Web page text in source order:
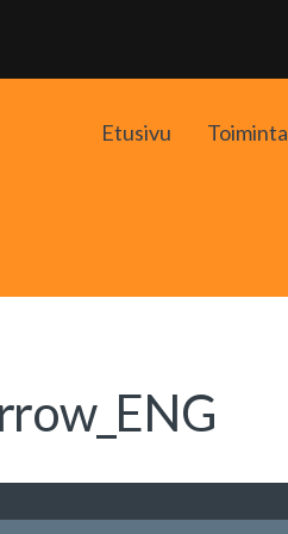
Etusivu Toiminta